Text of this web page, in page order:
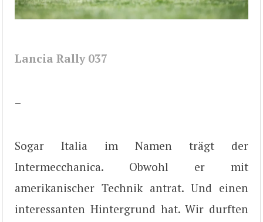
Lancia Rally 037
–
Sogar Italia im Namen trägt der
Intermecchanica. Obwohl er mit
amerikanischer Technik antrat. Und einen
interessanten Hintergrund hat. Wir durften